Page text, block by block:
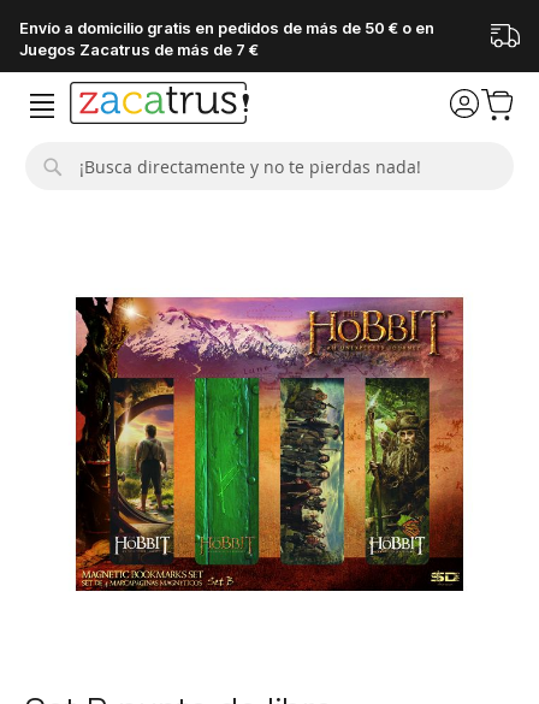
Envío a domicilio gratis en pedidos de más de 50 € o en
Juegos Zacatrus de más de 7 €
imágenes
Saltar